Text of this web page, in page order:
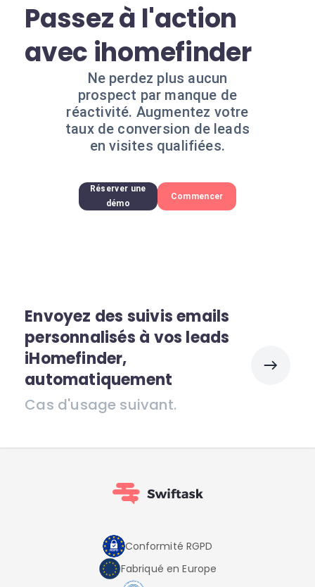
Passez à l'action
avec ihomefinder
Ne perdez plus aucun
prospect par manque de
réactivité. Augmentez votre
taux de conversion de leads
en visites qualifiées.
Réserver une
démo
Commencer
Envoyez des suivis emails
personnalisés à vos leads
iHomefinder,
automatiquement
Cas d'usage suivant.
Conformité RGPD
Fabriqué en Europe